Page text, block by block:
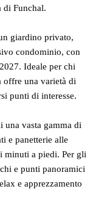
di Funchal.
giardino privato,
condominio, con
Ideale per chi
offre una varietà di
punti di interesse.
una vasta gamma di
e panetterie alle
minuti a piedi. Per gli
e punti panoramici
e apprezzamento